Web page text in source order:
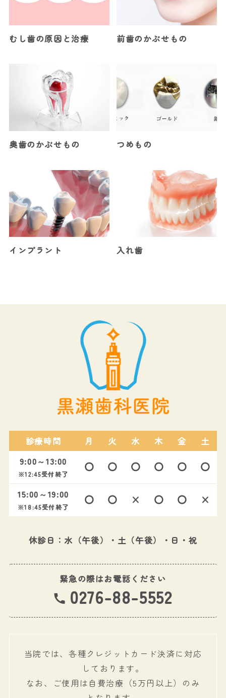
むし歯の原因と治療 前歯のかぶせもの
奥歯のかぶせもの つめもの
インプラント 入れ歯
診療時間 月 火 水 木 金 土
9:00～13:00
※12:45受付終了
〇 〇 〇 〇 〇 〇
15:00～19:00
※18:45受付終了
〇 〇 × 〇 〇 ×
休診日：水（午後）・土（午後）・日・祝
緊急の際はお電話ください
0276-88-5552
当院では、各種クレジットカード決済に対応
しております。
なお、ご使用は自費治療（5万円以上）のみ